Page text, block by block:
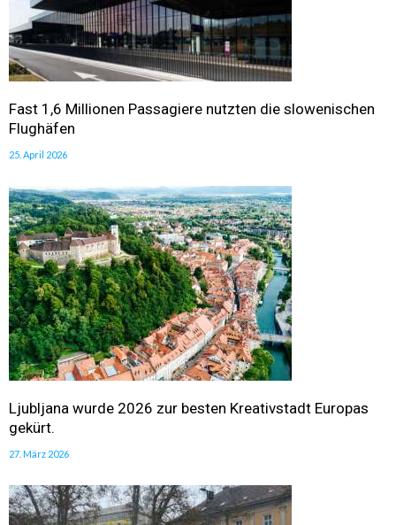
Fast 1,6 Millionen Passagiere nutzten die slowenischen
Flughäfen
25. April 2026
Ljubljana wurde 2026 zur besten Kreativstadt Europas
gekürt.
27. März 2026